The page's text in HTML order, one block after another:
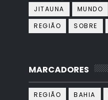
JITAUNA
MUNDO
REGIÃO
SOBRE
MARCADORES
REGIÃO BAHIA